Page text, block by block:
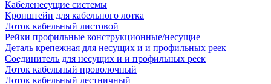
Кабеленесущие системы
Кронштейн для кабельного лотка
Лоток кабельный листовой
Рейки профильные конструкционные/несущие
Деталь крепежная для несущих и и профильных реек
Соединитель для несущих и и профильных реек
Лоток кабельный проволочный
Лоток кабельный лестничный